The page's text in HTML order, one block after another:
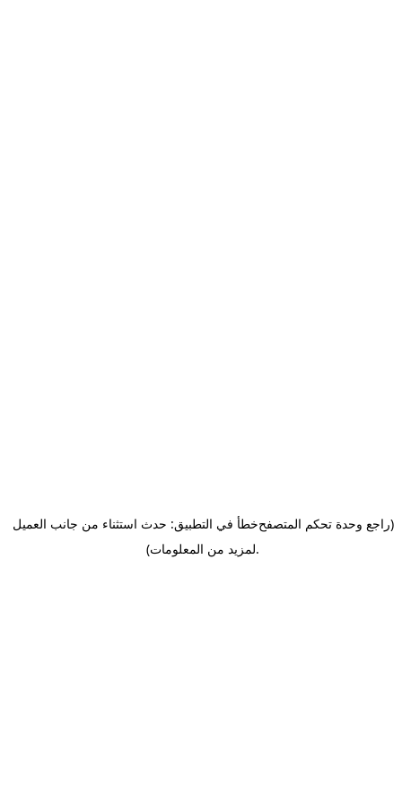
خطأ في التطبيق: حدث استثناء من جانب العميل(راجع وحدة تحكم المتصفح
لمزيد من المعلومات).